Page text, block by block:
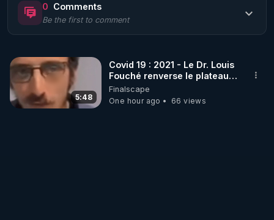
🌱 LE MAGAZINE RÉGÉNÈRE
🌱 LA BOUTIQUE DU MAGAZINE
Pour obtenir les anciens numéros que vous avez
0 Comments
Be the first to comment
5:48
Covid 19 : 2021 - Le Dr. Louis
Fouché renverse le plateau
de CNews !
Finalscape
One hour ago
66 views